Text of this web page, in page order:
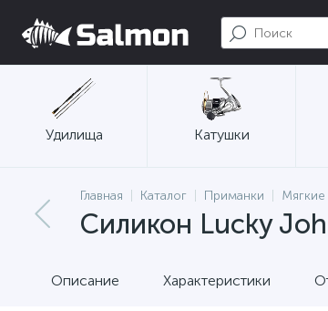
Удилища Катушки
Главная Каталог Приманки
Силикон Lucky
Описание Характеристики